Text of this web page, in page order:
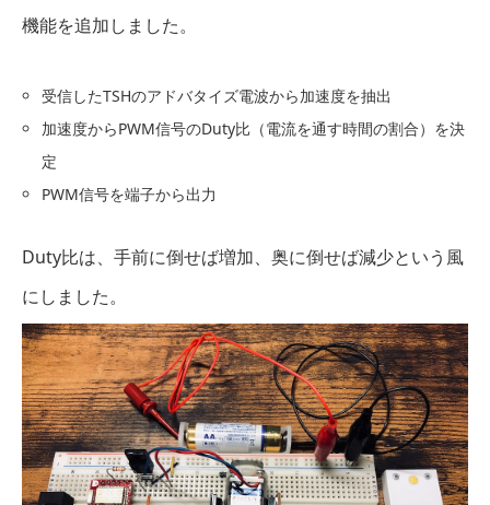
機能を追加しました。
受信したTSHのアドバタイズ電波から加速度を抽出
加速度からPWM信号のDuty比（電流を通す時間の割合）を決
定
PWM信号を端子から出力
Duty比は、手前に倒せば増加、奥に倒せば減少という風
にしました。